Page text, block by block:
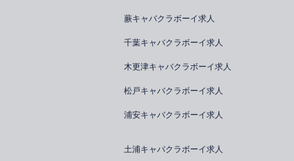
蕨キャバクラボーイ求人
千葉キャバクラボーイ求人
木更津キャバクラボーイ求人
松戸キャバクラボーイ求人
浦安キャバクラボーイ求人
土浦キャバクラボーイ求人